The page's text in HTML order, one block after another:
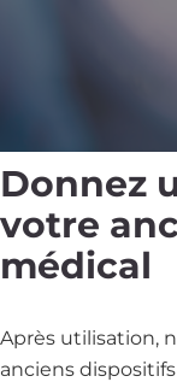
Donnez
votre
médical
Après utilisation,
anciens